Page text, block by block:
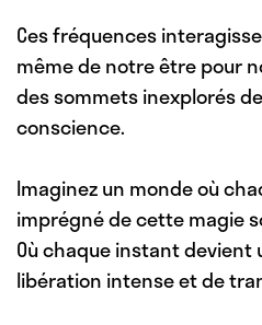
Ces fréquences
même de notre être pour
des sommets inexplorés
conscience.
Imaginez un monde où
imprégné de cette magie
Où chaque instant
libération intense et de